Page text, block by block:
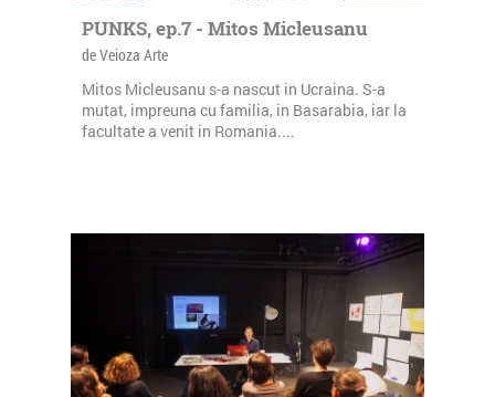
PUNKS, ep.7 - Mitos Micleusanu
de Veioza Arte
Mitos Micleusanu s-a nascut in Ucraina. S-a
mutat, impreuna cu familia, in Basarabia, iar la
facultate a venit in Romania....